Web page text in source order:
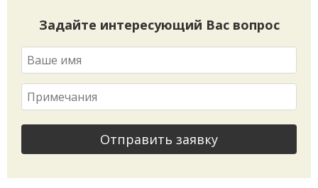
Задайте интересующий Вас вопрос
Отправить заявку